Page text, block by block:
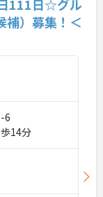
111日☆グル
補）募集！＜
6
14分